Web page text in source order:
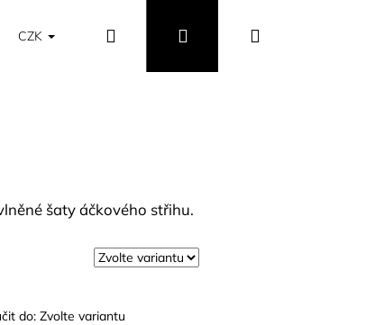
podmínky Vrácení a výměna zboží
CZK Hledat PřihlášeníNákupní
šaty áčkového střihu.
do: Zvolte variantu